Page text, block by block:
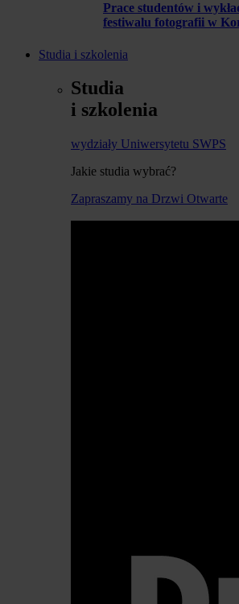
Prace studentów i
festiwalu fotografii w
Studia i szkolenia
Studia
i szkolenia
wydziały Uniwersytetu SWPS
Jakie studia wybrać?
Zapraszamy na Drzwi Otwarte